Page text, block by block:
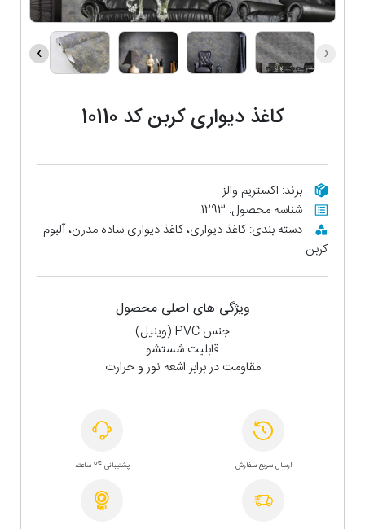
‹
›
کاغذ دیواری کربن کد 10110
برند: اکستریم والز
شناسه محصول: 1293
دسته بندی: کاغذ دیواری، کاغذ دیواری ساده مدرن، آلبوم
کربن
ویژگی های اصلی محصول
جنس PVC (وینیل)
قابلیت شستشو
مقاومت در برابر اشعه نور و حرارت
ارسال سریع سفارش پشتیبانی 24 ساعته